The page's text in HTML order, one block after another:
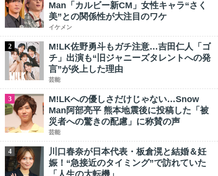
Man「カルビー新CM」女性キャラ“さく
美”との関係性が大注目のワケ
イケメン
2
M!LK佐野勇斗もガチ注意…吉田仁人「ゴ
チ」出演も“旧ジャニーズタレントへの発
言”が炎上した理由
芸能
3
M!LKへの優しさだけじゃない…Snow
Man阿部亮平 熊本地震後に投稿した「被
災者への驚きの配慮」に称賛の声
芸能
4
川口春奈が日本代表・板倉滉と結婚＆妊
娠！“急接近のタイミング”で訪れていた
「人生の大転機」